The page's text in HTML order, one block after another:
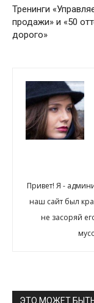
Тренинги
продажи» и «50
дорого»
Привет! Я -
наш сайт был
не засоряй
ЭТО МОЖЕТ